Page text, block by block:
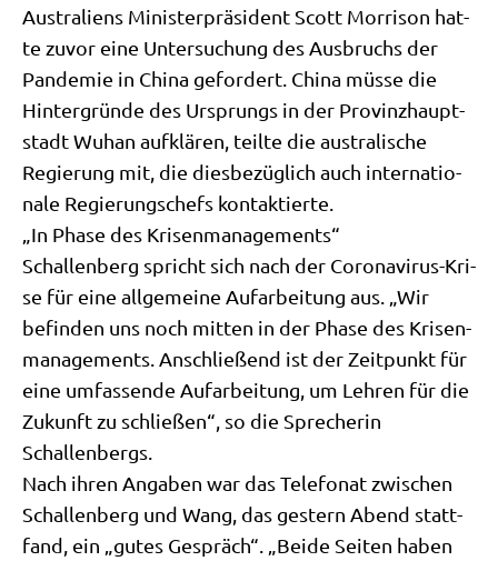
Austra­li­ens Mini­ster­prä­si­dent Scott Mor­ri­son hat­
te zuvor eine Unter­su­chung des Aus­bruchs der
Pan­de­mie in Chi­na gefor­dert. Chi­na müs­se die
Hin­ter­grün­de des Ursprungs in der Pro­vinz­haupt­
stadt Wuhan auf­klä­ren, teil­te die austra­li­sche
Regie­rung mit, die dies­be­züg­lich auch inter­na­tio­
na­le Regie­rungs­chefs kontaktierte.
„In Pha­se des Krisenmanagements“
Schal­len­berg spricht sich nach der Coro­na­vi­rus-Kri­
se für eine all­ge­mei­ne Auf­ar­bei­tung aus. „Wir
befin­den uns noch mit­ten in der Pha­se des Kri­sen­
ma­nage­ments. Anschlie­ßend ist der Zeit­punkt für
eine umfas­sen­de Auf­ar­bei­tung, um Leh­ren für die
Zukunft zu schlie­ßen“, so die Spre­che­rin
Schallenbergs.
Nach ihren Anga­ben war das Tele­fo­nat zwi­schen
Schal­len­berg und Wang, das gestern Abend statt­
fand, ein „gutes Gespräch“. „Bei­de Sei­ten haben